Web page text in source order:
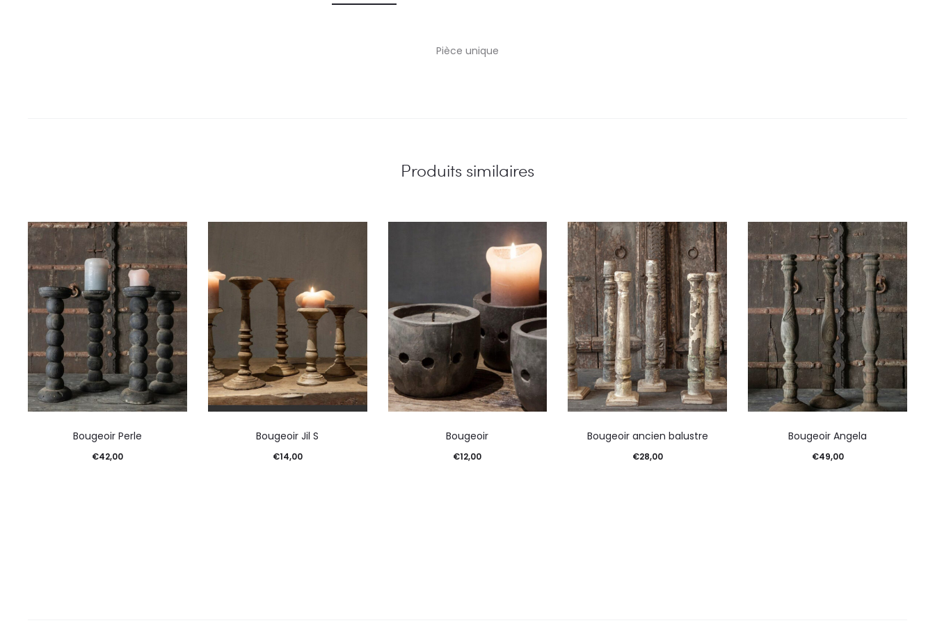
Pièce unique
Produits similaires
Bougeoir Perle
€42,00
Bougeoir Jil S
€14,00
Bougeoir
€12,00
Bougeoir ancien balustre
€28,00
Bougeoir Angela
€49,00